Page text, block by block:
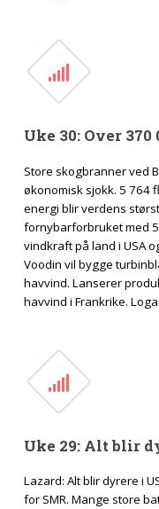
Uke 30: Over
Store skogbranner ved
økonomisk sjokk. 5 764
energi blir verdens
fornybarforbruket med
vindkraft på land i USA
Voodin vil bygge
havvind. Lanserer
havvind i Frankrike.
Uke 29: Alt blir
Lazard: Alt blir dyrere i
for SMR. Mange store